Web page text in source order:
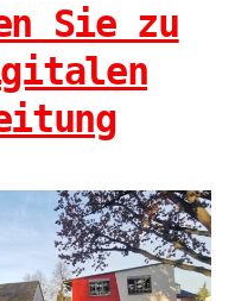
Sie zu